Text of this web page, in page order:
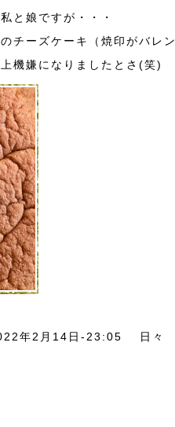
と娘ですが・・・
チーズケーキ（焼印がバレン
機嫌になりましたとさ(笑)
年2月14日-23:05 日々